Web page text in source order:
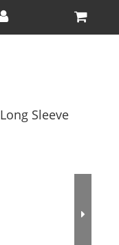
Long Sleeve